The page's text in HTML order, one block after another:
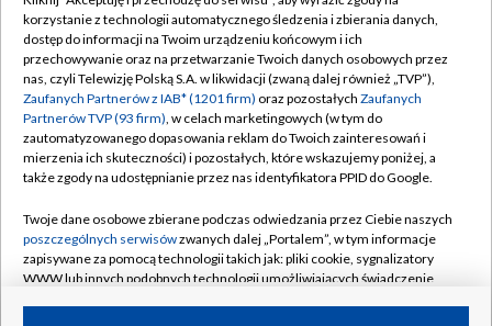
TVP
Abonament TVP
Emisja w TVP
Centrum informacji TVP
Naziemna Telewizja Cyfrowa
Rada Programowa
System NOS
Informacje o nadawcy
Regulamin TVP
Polityka prywatności
Moje zgody
Pomoc
Kontakt
Kanały
korzystanie z technologii automatycznego śledzenia i zbierania danych,
dostęp do informacji na Twoim urządzeniu końcowym i ich
przechowywanie oraz na przetwarzanie Twoich danych osobowych przez
nas, czyli Telewizję Polską S.A. w likwidacji (zwaną dalej również „TVP”),
Zaufanych Partnerów z IAB* (1201 firm) oraz pozostałych Zaufanych
Partnerów TVP (93 firm), w celach marketingowych (w tym do
zautomatyzowanego dopasowania reklam do Twoich zainteresowań i
mierzenia ich skuteczności) i pozostałych, które wskazujemy poniżej, a
także zgody na udostępnianie przez nas identyfikatora PPID do Google.
Twoje dane osobowe zbierane podczas odwiedzania przez Ciebie naszych
poszczególnych serwisówzwanych dalej „Portalem”, w tym informacje
zapisywane za pomocą technologii takich jak: pliki cookie, sygnalizatory
WWW lub innych podobnych technologii umożliwiających świadczenie